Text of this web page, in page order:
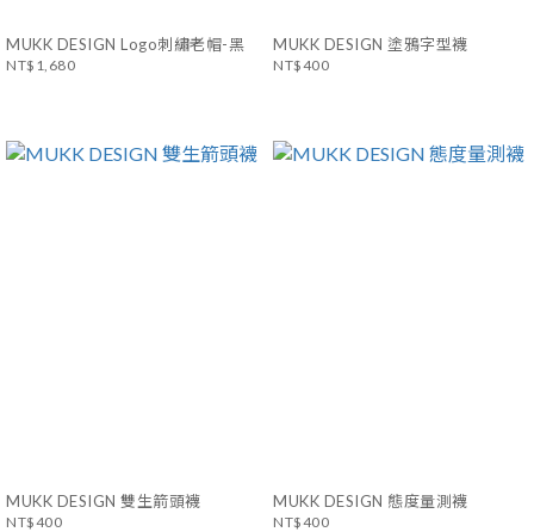
MUKK DESIGN Logo刺繡老帽-黑
NT$1,680
MUKK DESIGN 塗鴉字型襪
NT$400
MUKK DESIGN 雙生箭頭襪
NT$400
MUKK DESIGN 態度量測襪
NT$400